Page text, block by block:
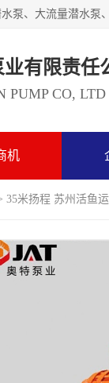
有限责任
PUMP CO, LTD
机
35米扬程 苏州活鱼